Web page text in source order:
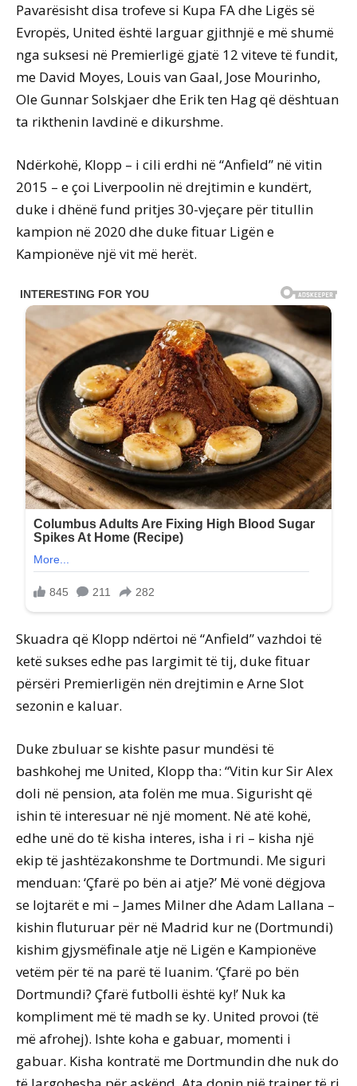
Pavarësisht disa trofeve si Kupa FA dhe Ligës së
Evropës, United është larguar gjithnjë e më shumë
nga suksesi në Premierligë gjatë 12 viteve të fundit,
me David Moyes, Louis van Gaal, Jose Mourinho,
Ole Gunnar Solskjaer dhe Erik ten Hag që dështuan
ta rikthenin lavdinë e dikurshme.
Ndërkohë, Klopp – i cili erdhi në “Anfield” në vitin
2015 – e çoi Liverpoolin në drejtimin e kundërt,
duke i dhënë fund pritjes 30-vjeçare për titullin
kampion në 2020 dhe duke fituar Ligën e
Kampionëve një vit më herët.
Skuadra që Klopp ndërtoi në “Anfield” vazhdoi të
ketë sukses edhe pas largimit të tij, duke fituar
përsëri Premierligën nën drejtimin e Arne Slot
sezonin e kaluar.
Duke zbuluar se kishte pasur mundësi të
bashkohej me United, Klopp tha: “Vitin kur Sir Alex
doli në pension, ata folën me mua. Sigurisht që
ishin të interesuar në një moment. Në atë kohë,
edhe unë do të kisha interes, isha i ri – kisha një
ekip të jashtëzakonshme te Dortmundi. Me siguri
menduan: ‘Çfarë po bën ai atje?’ Më vonë dëgjova
se lojtarët e mi – James Milner dhe Adam Lallana –
kishin fluturuar për në Madrid kur ne (Dortmundi)
kishim gjysmëfinale atje në Ligën e Kampionëve
vetëm për të na parë të luanim. ‘Çfarë po bën
Dortmundi? Çfarë futbolli është ky!’ Nuk ka
kompliment më të madh se ky. United provoi (të
më afrohej). Ishte koha e gabuar, momenti i
gabuar. Kisha kontratë me Dortmundin dhe nuk do